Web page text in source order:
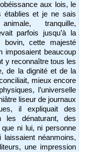
aux lois, le
établies et je ne sais
tranquille,
parfois jusqu’à la
bovin, cette majesté
imposaient beaucoup
y reconnaître tous les
de la dignité et de la
mieux encore
l’universelle
liseur de journaux
il expliquait des
les dénaturant, des
ni lui, ni personne
néanmoins,
une impression